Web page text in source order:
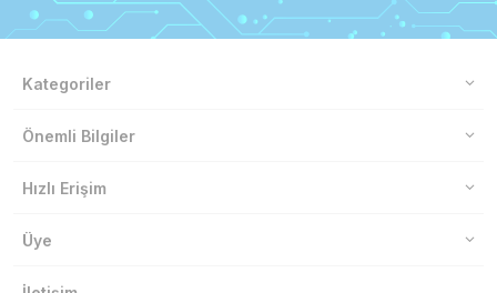
Kategoriler
Önemli Bilgiler
Hızlı Erişim
Üye